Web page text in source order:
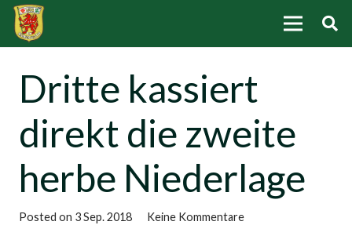
Dritte kassiert
direkt die zweite
herbe Niederlage
Posted on 3 Sep. 2018 Keine Kommentare